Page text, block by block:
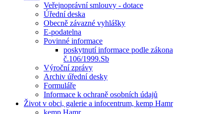
Veřejnoprávní smlouvy - dotace
Úřední deska
Obecně závazné vyhlášky
E-podatelna
Povinné informace
poskytnutí informace podle zákona
č.106/1999.Sb
Výroční zprávy
Archiv úřední desky
Formuláře
Informace k ochraně osobních údajů
Život v obci, galerie a infocentrum, kemp Hamr